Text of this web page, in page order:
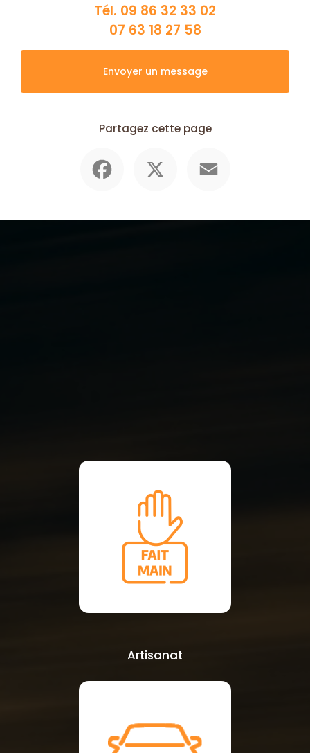
Tél. 09 86 32 33 02
07 63 18 27 58
Envoyer un message
Partagez cette page
Artisanat